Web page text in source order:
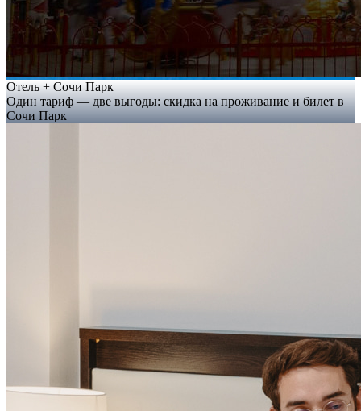
Отель + Сочи Парк
Один тариф — две выгоды: скидка на проживание и билет в
Сочи Парк